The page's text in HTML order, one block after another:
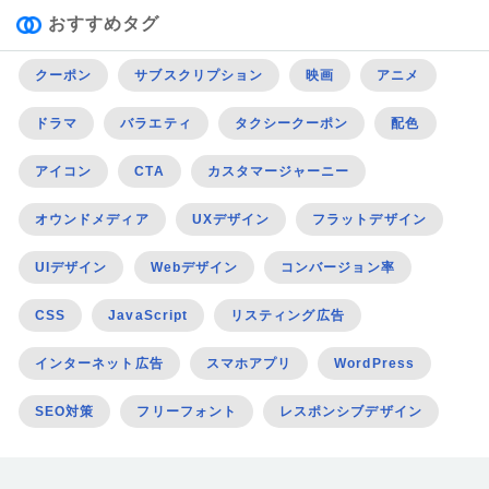
おすすめタグ
クーポン サブスクリプション 映画 アニメ
ドラマ バラエティ タクシークーポン 配色
アイコン CTA カスタマージャーニー
オウンドメディア UXデザイン フラットデザイン
UIデザイン Webデザイン コンバージョン率
CSS JavaScript リスティング広告
インターネット広告 スマホアプリ WordPress
SEO対策 フリーフォント レスポンシブデザイン